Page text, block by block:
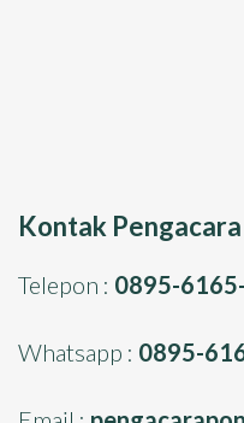
Kontak
Telepon : 0895-
Whatsapp : 0895-